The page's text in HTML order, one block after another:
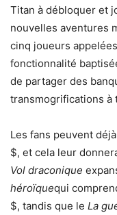
Titan à débloquer et
nouvelles aventures
cinq joueurs
fonctionnalité
de partager des
transmogrifications à
Les fans peuvent déjà
$, et cela leur
Vol draconique
héroïquequi
$, tandis que le La